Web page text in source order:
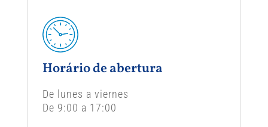
Horário de abertura
De lunes a viernes
De 9:00 a 17:00